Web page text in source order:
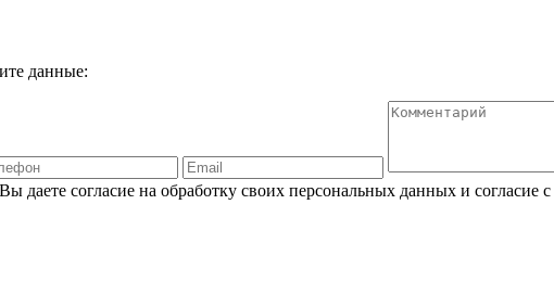
данные:
даете согласие на обработку своих персональных данных и согласие с